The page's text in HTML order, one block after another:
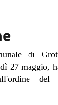
di
27 maggio,
del